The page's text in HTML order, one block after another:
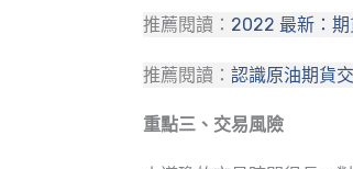
推薦閱讀： 2022 最新：期
推薦閱讀： 認識原油期貨
重點三、交易風險